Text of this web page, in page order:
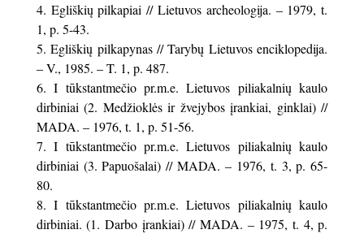
Egliškių pilkapiai // Lietuvos archeologija. – 1979, t.
1, p. 5-43.
Egliškių pilkapynas // Tarybų Lietuvos enciklopedija.
– V., 1985. – T. 1, p. 487.
I tūkstantmečio pr.m.e. Lietuvos piliakalnių kaulo
dirbiniai (2. Medžioklės ir žvejybos įrankiai, ginklai) //
MADA. – 1976, t. 1, p. 51-56.
I tūkstantmečio pr.m.e. Lietuvos piliakalnių kaulo
dirbiniai (3. Papuošalai) // MADA. – 1976, t. 3, p. 65-
80.
I tūkstantmečio pr.m.e. Lietuvos piliakalnių kaulo
dirbiniai. (1. Darbo įrankiai) // MADA. – 1975, t. 4, p.